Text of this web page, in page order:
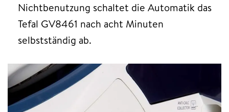
Nichtbenutzung schaltet die Automatik das
Tefal GV8461 nach acht Minuten
selbstständig ab.